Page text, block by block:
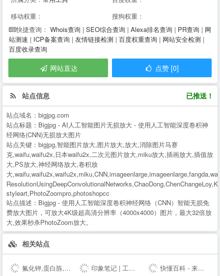
移动权重：
搜狗权重：
快捷查询： Whois查询 | SEO综合查询 | Alexa排名查询 | PR查询 | 网
站测速 | ICP备案查询 | 友情链接检测 | 百度权重查询 | 网站安全检测 |
百度收录查询
网站直达 点赞 [0]
站点信息 已推送！
站点域名： bigjpg.com
站点标题： Bigjpg - AI人工智能图片无损放大 - 使用人工智能深度卷积神
经网络(CNN)无损放大图片
站点关键： bigjpg,智能图片放大,图片放大,放大,消除图片马赛
克,waifu,waifu2x,日本waifu2x,二次元图片放大,miku放大,插画放大,插值放
大,PS放大,神经网络放大,卷积放
大
styleart,PhotoZoompro,photoshopcc
站点描述： Bigjpg - 使用人工智能深度卷积神经网络（CNN）智能无损免
费放大图片，可放大4K级超高清分辨率（4000x4000）图片，最大32倍放
大,效果秒杀PhotoZoom放大。
相关站点
氟化钾,蛋白胨,叔丁醇钇,异丙醇钇,金属锂,碳酸锂,氢氧化锂,硝酸锂,甲醇钾,乙醇钾,叔丁醇钾，异丙醇钾, 印象笔记 | 工作必备效率应用 快懂百科 - 来这里，认识世界！